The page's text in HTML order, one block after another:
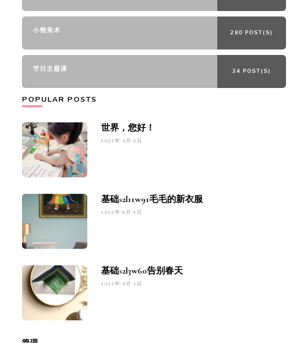
小熊美术 280 POST(S)
节日主题课 34 POST(S)
POPULAR POSTS
世界，您好！
2022年 9月 2日
基础s2l11w91毛毛的新衣服
2023年 5月 5日
基础s2l3w60告别春天
2022年 9月 2日